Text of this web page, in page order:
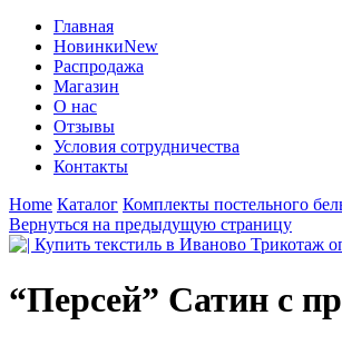
Главная
НовинкиNew
Распродажа
Магазин
О нас
Отзывы
Условия сотрудничества
Контакты
Home Каталог Комплекты постельного
Вернуться на предыдущую страницу
“Персей” Сатин с